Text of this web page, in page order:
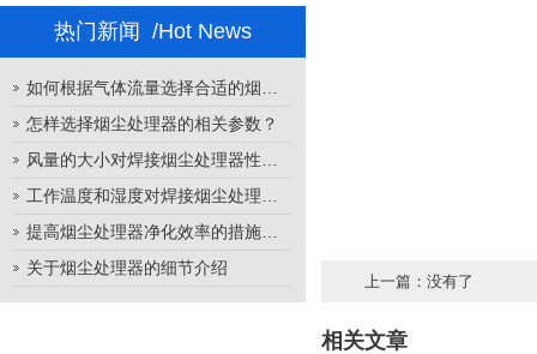
热门新闻 /Hot News
怎样选择烟尘处理器的相关参数？
关于烟尘处理器的细节介绍
上一篇：没有了
相关文章